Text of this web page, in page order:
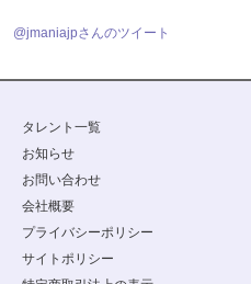
@jmaniajpさんのツイート
タレント一覧
お知らせ
お問い合わせ
会社概要
プライバシーポリシー
サイトポリシー